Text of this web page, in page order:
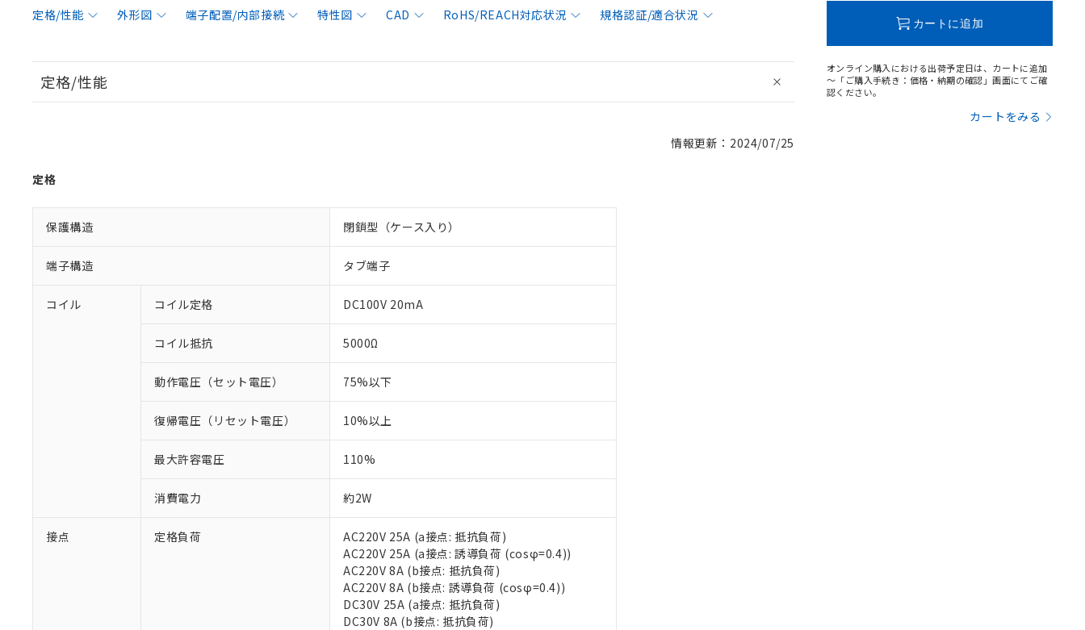
定格/性能 外形図 端子配置/内部接続 特性図 CAD RoHS/REACH対応状況 規格認証/適合状況
定格/性能
情報更新：2024/07/25
定格
保護構造 閉鎖型（ケース入り）
端子構造 タブ端子
コイル コイル定格 DC100V 20mA
コイル抵抗 5000Ω
動作電圧（セット電圧） 75%以下
復帰電圧（リセット電圧） 10%以上
最大許容電圧 110%
消費電力 約2W
接点 定格負荷
AC220V 25A (a接点: 抵抗負荷)
AC220V 25A (a接点: 誘導負荷 (cosφ=0.4))
AC220V 8A (b接点: 抵抗負荷)
AC220V 8A (b接点: 誘導負荷 (cosφ=0.4))
DC30V 25A (a接点: 抵抗負荷)
DC30V 8A (b接点: 抵抗負荷)
カートに追加
オンライン購入における出荷予定日は、カートに追加
～「ご購入手続き：価格・納期の確認」画面にてご確
認ください。
カートをみる